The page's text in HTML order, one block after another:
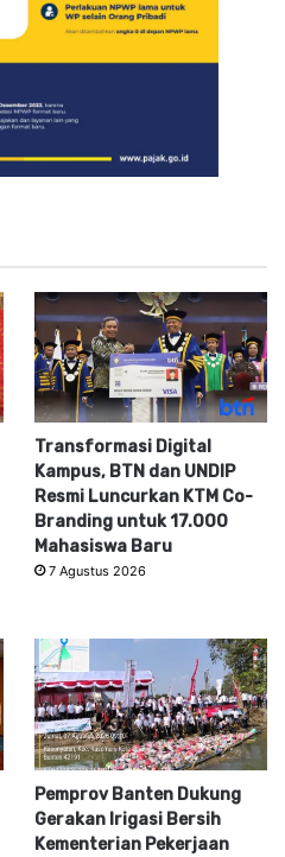
Transformasi Digital
Kampus, BTN dan UNDIP
Resmi Luncurkan KTM Co-
Branding untuk 17.000
Mahasiswa Baru
7 Agustus 2026
Pemprov Banten Dukung
Gerakan Irigasi Bersih
Kementerian Pekerjaan